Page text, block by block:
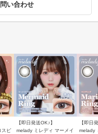
い合わせ
スピ
【即日発送OK♪】
melady ミレディ マーメイ
【即日
melady